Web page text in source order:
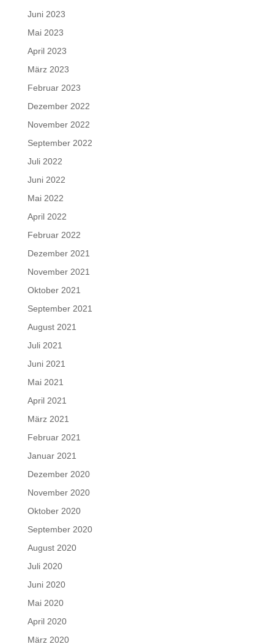
Juni 2023
Mai 2023
April 2023
März 2023
Februar 2023
Dezember 2022
November 2022
September 2022
Juli 2022
Juni 2022
Mai 2022
April 2022
Februar 2022
Dezember 2021
November 2021
Oktober 2021
September 2021
August 2021
Juli 2021
Juni 2021
Mai 2021
April 2021
März 2021
Februar 2021
Januar 2021
Dezember 2020
November 2020
Oktober 2020
September 2020
August 2020
Juli 2020
Juni 2020
Mai 2020
April 2020
März 2020